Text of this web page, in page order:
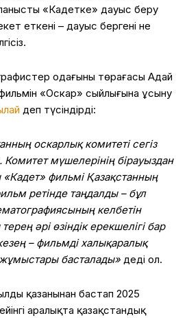
«Кадетке» дауыс беру
еткені – дауыс бергені не
одағының төрағасы Адай
«Оскар» сыйлығына ұсыну
деп түсіндірді:
оскарлық комитеті сегіз
мүшелерінің бірауыздан
фильмі Қазақстанның
ретінде таңдалды – бұл
келбетін
әрі өзіндік ерекшелігі бар
– фильмді халықаралық
жұмыстары басталады» деді ол.
қазанынан бастап 2025
аралықта қазақстандық